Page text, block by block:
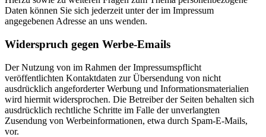
Daten können Sie sich jederzeit unter der im Impressum
angegebenen Adresse an uns wenden.
Widerspruch gegen Werbe-Emails
Der Nutzung von im Rahmen der Impressumspflicht
veröffentlichten Kontaktdaten zur Übersendung von nicht
ausdrücklich angeforderter Werbung und Informationsmaterialien
wird hiermit widersprochen. Die Betreiber der Seiten behalten sich
ausdrücklich rechtliche Schritte im Falle der unverlangten
Zusendung von Werbeinformationen, etwa durch Spam-E-Mails,
vor.